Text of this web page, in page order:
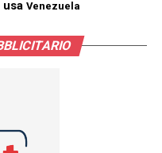
usa Venezuela